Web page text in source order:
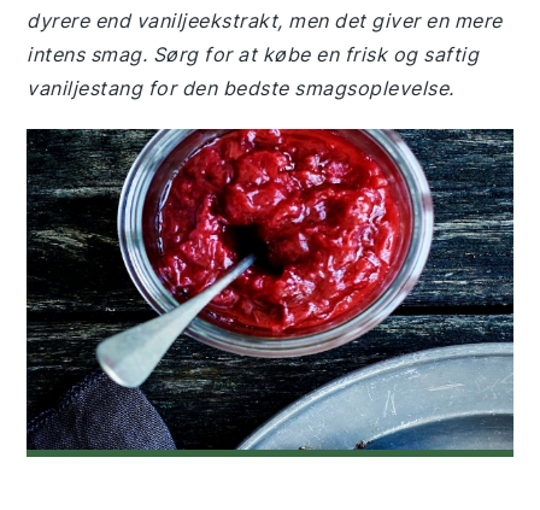
dyrere end vaniljeekstrakt, men det giver en mere
intens smag. Sørg for at købe en frisk og saftig
vaniljestang for den bedste smagsoplevelse.